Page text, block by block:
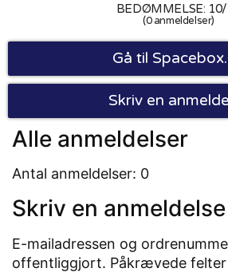
BEDØMMELSE:
(0 anmeldelser)
Gå til
Skriv en
Alle anmeldelser
Antal anmeldelser: 0
Skriv en anmeldelse
E-mailadressen og
offentliggjort. Påkrævede felter